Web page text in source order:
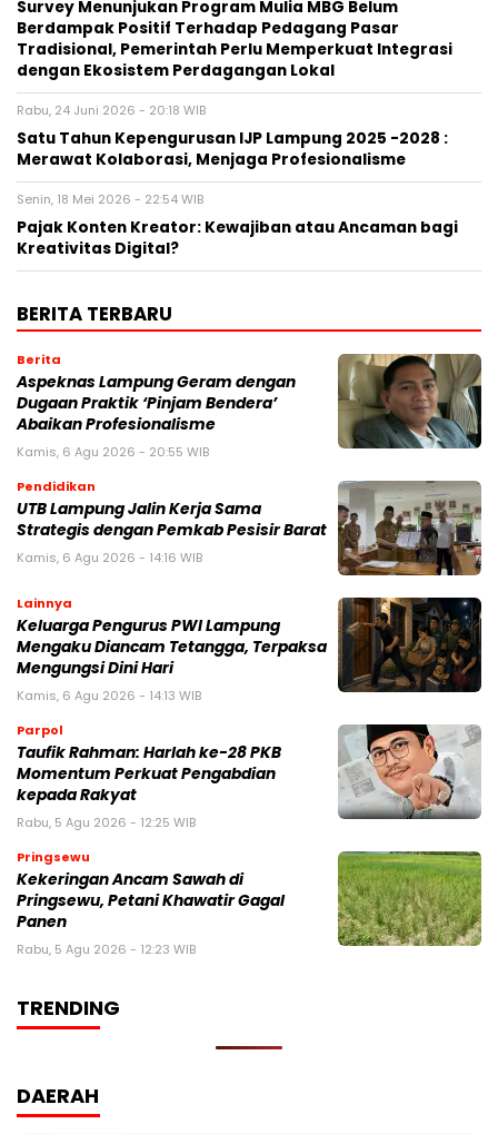
Survey Menunjukan Program Mulia MBG Belum
Berdampak Positif Terhadap Pedagang Pasar
Tradisional, Pemerintah Perlu Memperkuat Integrasi
dengan Ekosistem Perdagangan Lokal
Rabu, 24 Juni 2026 - 20:18 WIB
Satu Tahun Kepengurusan IJP Lampung 2025 -2028 :
Merawat Kolaborasi, Menjaga Profesionalisme
Senin, 18 Mei 2026 - 22:54 WIB
Pajak Konten Kreator: Kewajiban atau Ancaman bagi
Kreativitas Digital?
BERITA TERBARU
Berita
Aspeknas Lampung Geram dengan
Dugaan Praktik ‘Pinjam Bendera’
Abaikan Profesionalisme
Kamis, 6 Agu 2026 - 20:55 WIB
Pendidikan
UTB Lampung Jalin Kerja Sama
Strategis dengan Pemkab Pesisir Barat
Kamis, 6 Agu 2026 - 14:16 WIB
Lainnya
Keluarga Pengurus PWI Lampung
Mengaku Diancam Tetangga, Terpaksa
Mengungsi Dini Hari
Kamis, 6 Agu 2026 - 14:13 WIB
Parpol
Taufik Rahman: Harlah ke-28 PKB
Momentum Perkuat Pengabdian
kepada Rakyat
Rabu, 5 Agu 2026 - 12:25 WIB
Pringsewu
Kekeringan Ancam Sawah di
Pringsewu, Petani Khawatir Gagal
Panen
Rabu, 5 Agu 2026 - 12:23 WIB
TRENDING
DAERAH